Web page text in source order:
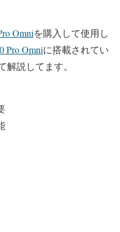
Omniを購入して使用し
Pro Omniに搭載されてい
説してます。